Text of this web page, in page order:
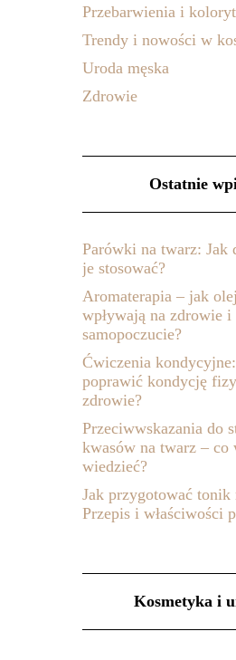
Przebarwienia i
Trendy i nowości w
Uroda męska
Zdrowie
Ostatnie
Parówki na twarz: Jak
je stosować?
Aromaterapia – jak
wpływają na zdrowie i
samopoczucie?
Ćwiczenia
poprawić kondycję
zdrowie?
Przeciwwskazania do
kwasów na twarz – co
wiedzieć?
Jak przygotować tonik
Przepis i właściwości
Kosmetyka i